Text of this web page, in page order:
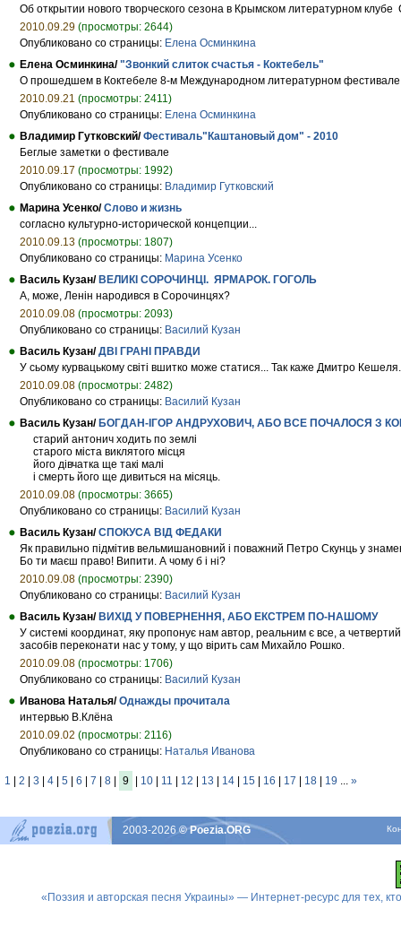
Об открытии нового творческого сезона в Крымском литературном
2010.09.29 (просмотры: 2644)
Опубликовано со страницы: Елена Осминкина
Елена Осминкина/"Звонкий слиток счастья - Коктебель"
О прошедшем в Коктебеле 8-м Международном литературном
2010.09.21 (просмотры: 2411)
Опубликовано со страницы: Елена Осминкина
Владимир Гутковский/Фестиваль"Каштановый дом" - 2010
Беглые заметки о фестивале
2010.09.17 (просмотры: 1992)
Опубликовано со страницы: Владимир Гутковский
Марина Усенко/Слово и жизнь
согласно культурно-исторической концепции...
2010.09.13 (просмотры: 1807)
Опубликовано со страницы: Марина Усенко
Василь Кузан/ ВЕЛИКІ СОРОЧИНЦІ. ЯРМАРОК. ГОГОЛЬ
А, може, Ленін народився в Сорочинцях?
2010.09.08 (просмотры: 2093)
Опубликовано со страницы: Василий Кузан
Василь Кузан/ДВІ ГРАНІ ПРАВДИ
У сьому курвацькому світі вшитко може статися... Так каже Дмитро
2010.09.08 (просмотры: 2482)
Опубликовано со страницы: Василий Кузан
Василь Кузан/ БОГДАН-ІГОР АНДРУХОВИЧ, АБО ВСЕ ПОЧАЛОСЯ З
старий антонич ходить по землі
старого міста виклятого місця
його дівчатка ще такі малі
і смерть його ще дивиться на місяць.
2010.09.08 (просмотры: 3665)
Опубликовано со страницы: Василий Кузан
Василь Кузан/СПОКУСА ВІД ФЕДАКИ
Як правильно підмітив вельмишановний і поважний Петро Скунць у
Бо ти маєш право! Випити. А чому б і ні?
2010.09.08 (просмотры: 2390)
Опубликовано со страницы: Василий Кузан
Василь Кузан/ ВИХІД У ПОВЕРНЕННЯ, АБО ЕКСТРЕМ ПО-НАШОМУ
У системі координат, яку пропонує нам автор, реальним є все, а
засобів переконати нас у тому, у що вірить сам Михайло Рошко.
2010.09.08 (просмотры: 1706)
Опубликовано со страницы: Василий Кузан
Иванова Наталья/Однажды прочитала
интервью В.Клёна
2010.09.02 (просмотры: 2116)
Опубликовано со страницы: Наталья Иванова
1 2 3 4 5 6 7 8 9 10 11 12 13 14 15 16 17 18 19 ... »
2003-2026© Poezia.ORG
«Поэзия и авторская песня Украины» — Интернет-ресурс для тех,